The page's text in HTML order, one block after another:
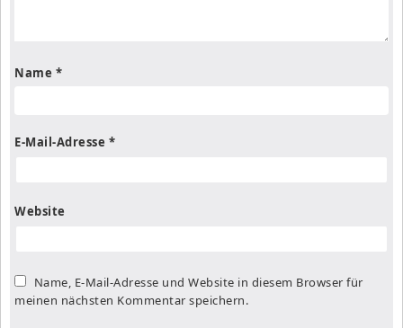
Name *
E-Mail-Adresse *
Website
Name, E-Mail-Adresse und Website in diesem Browser für
meinen nächsten Kommentar speichern.